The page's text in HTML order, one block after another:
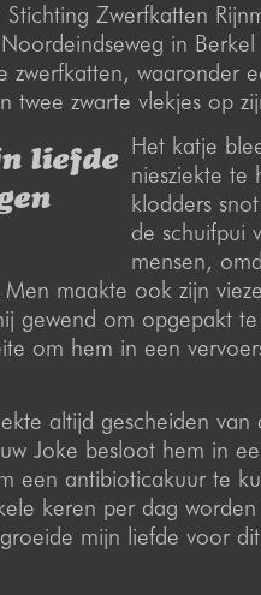
Zwerfkatten
in Berkel
zwerfkatten, waaronder
twee zwarte vlekjes op
liefde
Het katje
niesziekte te
klodders
de schuifpui
mensen,
maakte ook zijn
gewend om opgepakt
om hem in een
altijd gescheiden van
Joke besloot hem in
een antibioticakuur te
keren per dag worden
mijn liefde voor